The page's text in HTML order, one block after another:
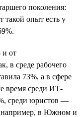
поколения:
такой опыт есть у
и от
в среде рабочего
73%, а в сфере
время среди ИТ-
среди юристов —
например, в Южном и